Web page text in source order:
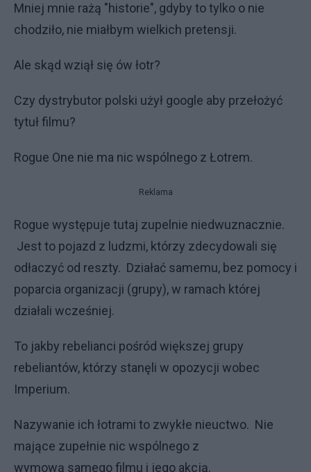
Mniej mnie rażą "historie", gdyby to tylko o nie
chodziło, nie miałbym wielkich pretensji.
Ale skąd wziął się ów łotr?
Czy dystrybutor polski użył google aby przełożyć
tytuł filmu?
Rogue One nie ma nic wspólnego z Łotrem.
Reklama
Rogue występuje tutaj zupelnie niedwuznacznie.
Jest to pojazd z ludzmi, którzy zdecydowali się
odłaczyć od reszty. Działać samemu, bez pomocy i
poparcia organizacji (grupy), w ramach której
działali wcześniej.
To jakby rebelianci pośród większej grupy
rebeliantów, którzy stanęli w opozycji wobec
Imperium.
Nazywanie ich łotrami to zwykłe nieuctwo. Nie
mające zupełnie nic wspólnego z
wymową samego filmu i jego akcją.